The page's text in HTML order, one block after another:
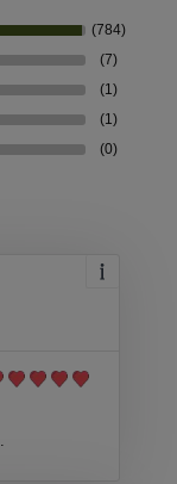
(784)
(7)
(1)
(1)
(0)